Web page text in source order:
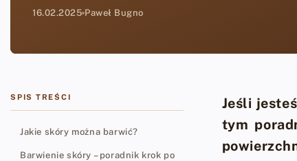
16.02.2025 Paweł Bugno
SPIS TREŚCI
Jakie skóry można barwić?
Barwienie skóry – poradnik krok po
Jeśli
tym